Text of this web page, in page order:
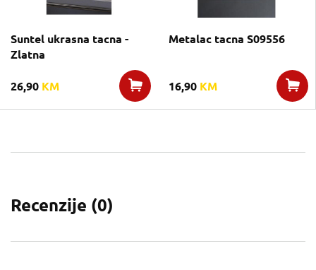
Suntel ukrasna tacna -
Zlatna
26,90 KM
Metalac tacna S09556
16,90 KM
Recenzije (0)